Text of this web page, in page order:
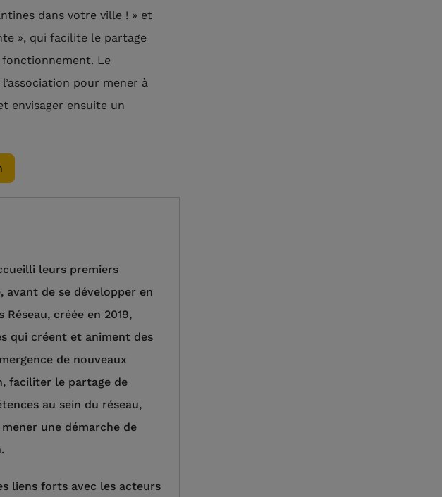
dans votre ville ! » et
», qui facilite le partage
fonctionnement. Le
pour mener à
envisager ensuite un
leurs premiers
avant de se développer en
Réseau, créée en 2019,
qui créent et animent des
de nouveaux
faciliter le partage de
au sein du réseau,
une démarche de
liens forts avec les acteurs